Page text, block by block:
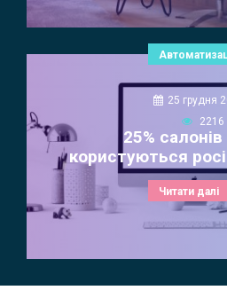
25 грудня
2216
25%
користуються
Читати далі